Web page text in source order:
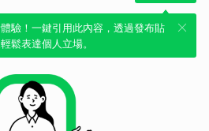
驗！一鍵引用此內容，透過發布貼
鬆表達個人立場。